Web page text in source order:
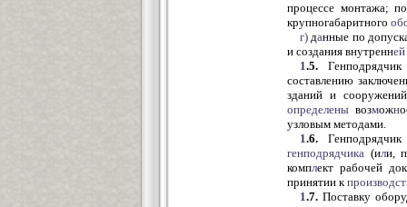
процессе монтажа;
крупногабаритного
г) данные по
и создания внутренней
1.5.
составлению
зданий и
определены возможн
узловым
1.6.
генподрядчика (или,
комплект рабочей
принятии к
1.7. Поставку